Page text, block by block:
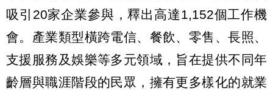
吸引20家企業參與，釋出高達1,152個工作機
會。產業類型橫跨電信、餐飲、零售、長照、
支援服務及娛樂等多元領域，旨在提供不同年
齡層與職涯階段的民眾，擁有更多樣化的就業